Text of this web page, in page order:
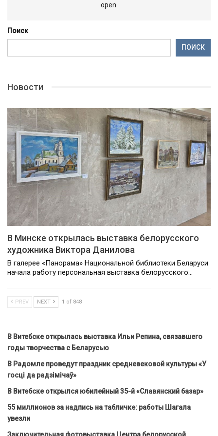
open.
Поиск
ПОИСК
Новости
В Минске открылась выставка белорусского
художника Виктора Данилова
В галерее «Панорама» Национальной библиотеки Беларуси
начала работу персональная выставка белорусского…
PREV NEXT 1 of 848
В Витебске открылась выставка Ильи Репина, связавшего
годы творчества с Беларусью
В Радомле проведут праздник средневековой культуры «У
госці да радзімічаў»
В Витебске открылся юбилейный 35-й «Славянский базар»
55 миллионов за надпись на табличке: работы Шагала
увезли